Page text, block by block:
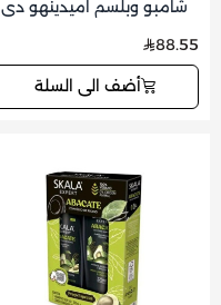
شامبو وبلسم اميدينهو دي
88.55
أضف الى السلة